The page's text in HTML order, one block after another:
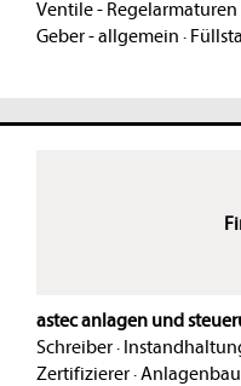
Ventile -
Geber - allgemein ·
astec anlagen und
Schreiber·
Zertifizierer·